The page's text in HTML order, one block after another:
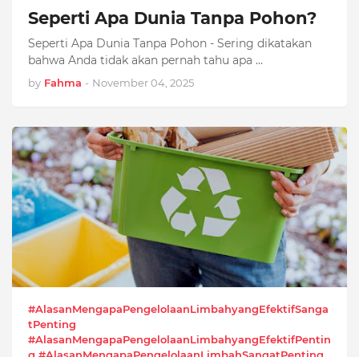
Seperti Apa Dunia Tanpa Pohon?
Seperti Apa Dunia Tanpa Pohon - Sering dikatakan
bahwa Anda tidak akan pernah tahu apa …
by Fahma - November 04, 2025
#AlasanMengapaPengelolaanLimbahyangEfektifSanga
tPenting
#AlasanMengapaPengelolaanLimbahyangEfektifPentin